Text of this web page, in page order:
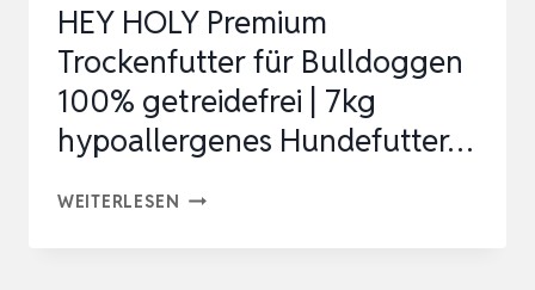
FÜR
KLEINE
JAGDHUNDE
100%
HEY HOLY Premium
Trockenfutter für Bulldoggen
100% getreidefrei | 7kg
hypoallergenes Hundefutter…
WEITERLESEN HEY